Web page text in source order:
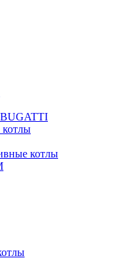
котлы
котлы